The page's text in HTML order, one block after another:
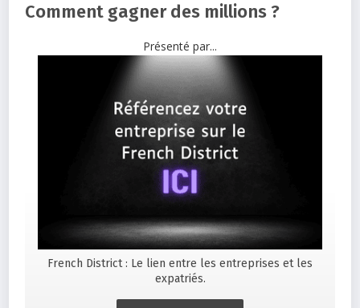
Comment gagner des millions ?
Présenté par...
French District : Le lien entre les entreprises et les
expatriés.